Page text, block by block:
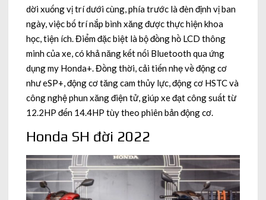
dời xuống vị trí dưới cùng, phía trước là đèn định vị ban
ngày, việc bố trí nắp bình xăng được thực hiện khoa
học, tiện ích. Điểm đặc biệt là bộ đồng hồ LCD thông
minh của xe, có khả năng kết nối Bluetooth qua ứng
dụng my Honda+. Đồng thời, cải tiến nhẹ về động cơ
như eSP+, động cơ tăng cam thủy lực, động cơ HSTC và
công nghệ phun xăng điện tử, giúp xe đạt công suất từ
12.2HP đến 14.4HP tùy theo phiên bản động cơ.
Honda SH đời 2022